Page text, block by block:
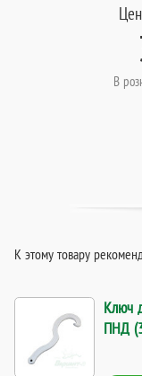
В
К этому товару
Ключ
ПНД